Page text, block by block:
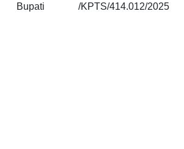
Bupati
/KPTS/414.012/2025